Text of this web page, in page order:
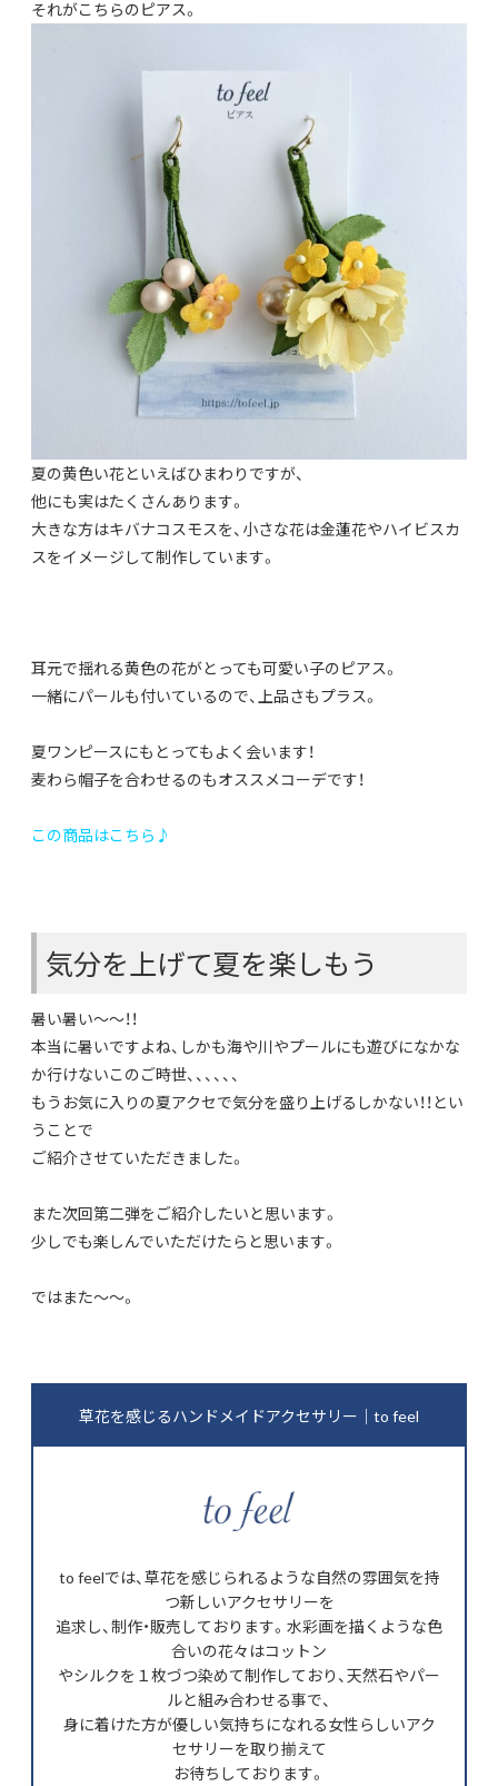
それがこちらのピアス。
夏の黄色い花といえばひまわりですが、
他にも実はたくさんあります。
大きな方はキバナコスモスを、小さな花は金蓮花やハイビスカ
スをイメージして制作しています。
耳元で揺れる黄色の花がとっても可愛い子のピアス。
一緒にパールも付いているので、上品さもプラス。
夏ワンピースにもとってもよく会います！
麦わら帽子を合わせるのもオススメコーデです！
この商品はこちら♪
気分を上げて夏を楽しもう
暑い暑い〜〜！！
本当に暑いですよね、しかも海や川やプールにも遊びになかな
か行けないこのご時世、、、、、、
もうお気に入りの夏アクセで気分を盛り上げるしかない！！とい
うことで
ご紹介させていただきました。
また次回第二弾をご紹介したいと思います。
少しでも楽しんでいただけたらと思います。
ではまた〜〜。
草花を感じるハンドメイドアクセサリー｜to feel
to feelでは、草花を感じられるような自然の雰囲気を持
つ新しいアクセサリーを
追求し、制作・販売しております。水彩画を描くような色
合いの花々はコットン
やシルクを１枚づつ染めて制作しており、天然石やパー
ルと組み合わせる事で、
身に着けた方が優しい気持ちになれる女性らしいアク
セサリーを取り揃えて
お待ちしております。